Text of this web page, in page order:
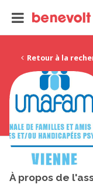
Retour à la
À propos de